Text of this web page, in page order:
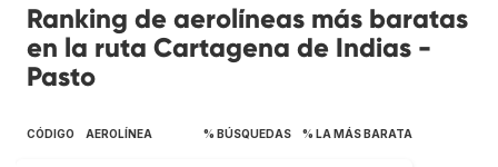
Ranking de aerolíneas más baratas
en la ruta Cartagena de Indias -
Pasto
CÓDIGO AEROLÍNEA % BÚSQUEDAS % LA MÁS BARATA